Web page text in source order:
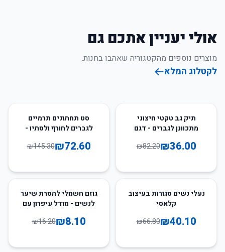
אולי יעניין אתכם גם
מוצרים נוספים מהקטגוריה שאהבו בחנות.
לקטלוג המלא
תיק גב טקטי חיצוני
מתכוונן לגברים - דגם
₪36.00
₪82.20
סט תחתונים תרמיים
לגברים לחורף ולסתיו -
₪72.60
₪145.30
40%נעלי נשים סגורות בעיצוב
קלאסי
₪40.10
₪66.80
50%גוזם חשמלי להסרת שיער
לנשים - מודל עיפרון עם
₪8.10
₪16.20